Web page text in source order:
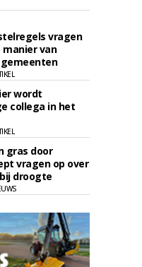
vragen
manier van
wordt
collega in het
gras door
vragen op over
droogte